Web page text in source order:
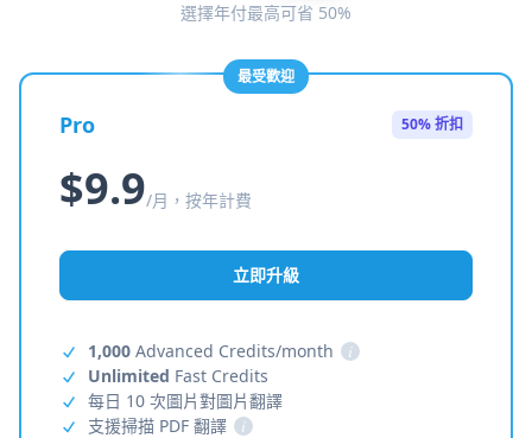
選擇年付最高可省 50%
最受歡迎
Pro 50% 折扣
$9.9/月，按年計費
立即升級
1,000 Advanced Credits/month
i
Unlimited Fast Credits
每日 10 次圖片對圖片翻譯
支援掃描 PDF 翻譯
i